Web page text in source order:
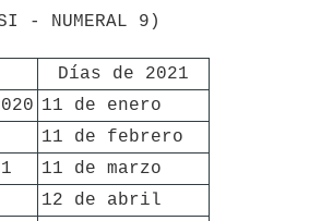
- NUMERAL 9)
Días de 2021
11 de enero
11 de febrero
11 de marzo
12 de abril